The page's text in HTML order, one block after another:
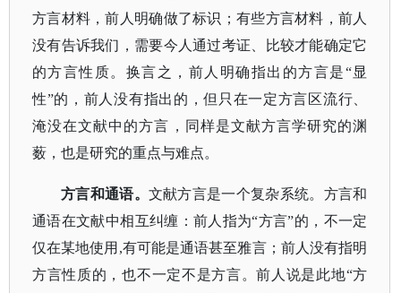
方言材料，前人明确做了标识；有些方言材料，前人
没有告诉我们，需要今人通过考证、比较才能确定它
的方言性质。换言之，前人明确指出的方言是“显
性”的，前人没有指出的，但只在一定方言区流行、
淹没在文献中的方言，同样是文献方言学研究的渊
薮，也是研究的重点与难点。
方言和通语。 文献方言是一个复杂系统。方言和
通语在文献中相互纠缠：前人指为“方言”的，不一定
仅在某地使用,有可能是通语甚至雅言；前人没有指明
方言性质的，也不一定不是方言。前人说是此地“方